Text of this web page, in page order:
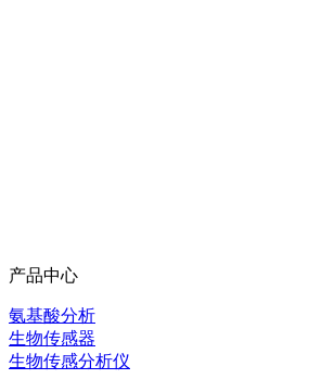
产品中心
氨基酸分析
生物传感器
生物传感分析仪